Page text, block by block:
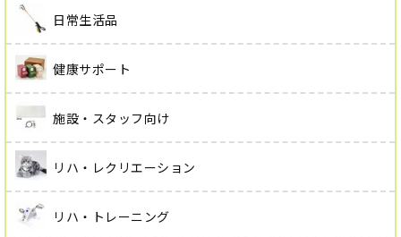
日常生活品
健康サポート
施設・スタッフ向け
リハ・レクリエーション
リハ・トレーニング